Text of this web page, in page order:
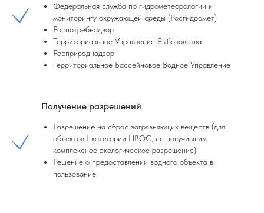
Федеральная служба по гидрометеорологии и
мониторингу окружающей среды (Росгидромет)
Роспотребнадзор
Территориальное Управление Рыболовства
Росприроднадзор
Территориальное Бассейновое Водное Управление
Получение разрешений
Разрешение на сброс загрязняющих веществ (для
объектов I категории НВОС, не получившим
комплексное экологическое разрешение).
Решение о предоставлении водного объекта в
пользование.